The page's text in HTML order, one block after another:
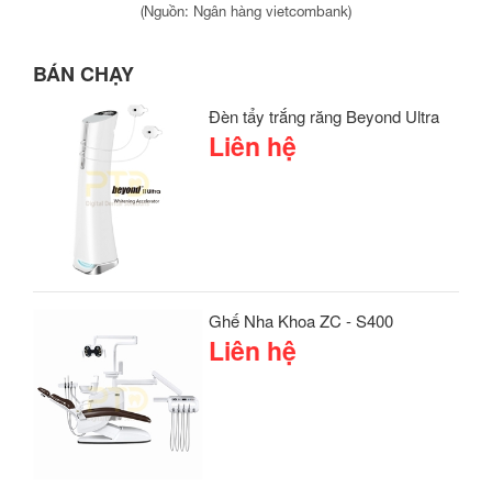
(Nguồn: Ngân hàng vietcombank)
BÁN CHẠY
Đèn tẩy trắng răng Beyond Ultra
Liên hệ
Ghế Nha Khoa ZC - S400
Liên hệ